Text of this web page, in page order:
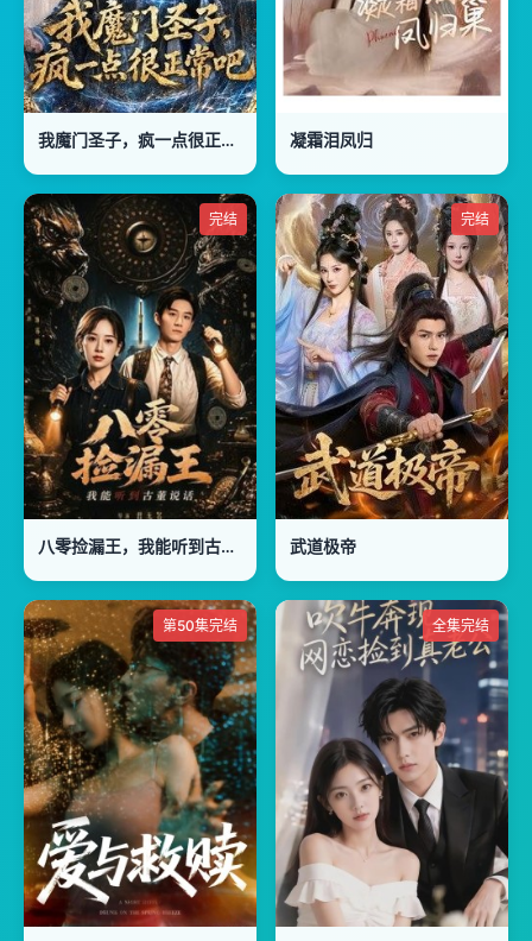
我魔门圣子，疯一点很正常吧 凝霜泪凤归
完结
八零捡漏王，我能听到古董说话
完结
武道极帝
第50集完结 全集完结